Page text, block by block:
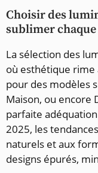
Choisir des
sublimer
La sélection des
où esthétique rime
pour des modèles
Maison, ou encore
parfaite
2025, les
naturels et aux
designs épurés,